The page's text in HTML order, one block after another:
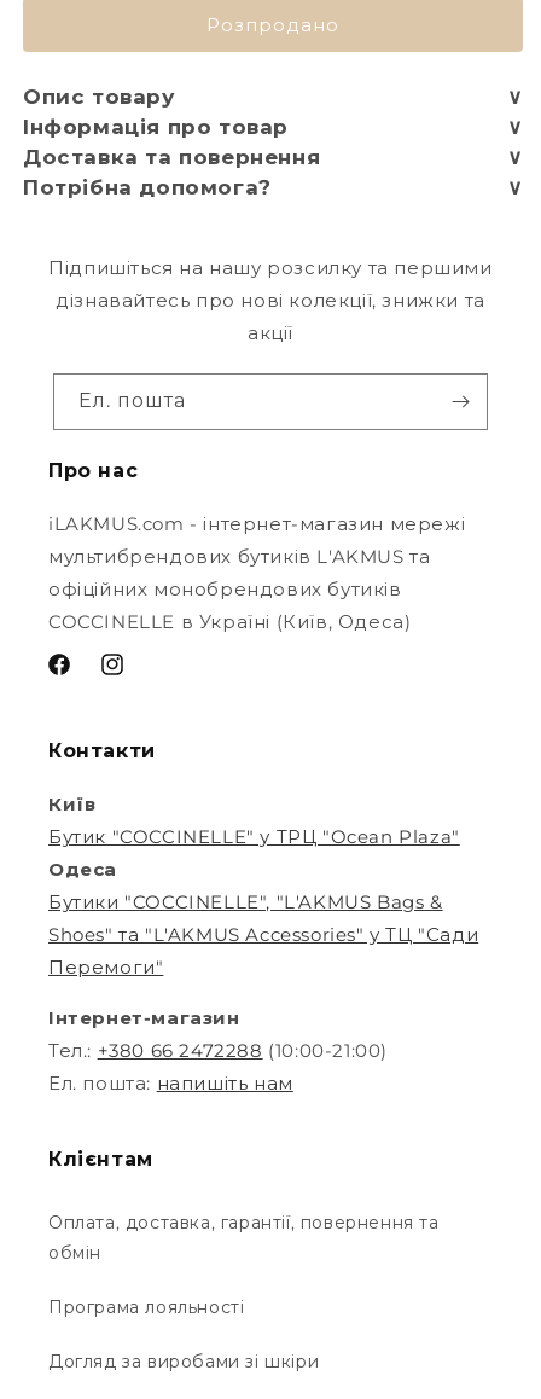
Розпродано
Опис товару
∨
Інформація про товар
∨
Доставка та повернення
∨
Потрібна допомога?
∨
Підпишіться на нашу розсилку та першими
дізнавайтесь про нові колекції, знижки та
акції
Ел. пошта
Про нас
iLAKMUS.com - інтернет-магазин мережі
мультибрендових бутиків L'AKMUS та
офіційних монобрендових бутиків
COCCINELLE в Україні (Київ, Одеса)
Контакти
Київ
Бутик "COCCINELLE" у ТРЦ "Ocean Plaza"
Одеса
Бутики "COCCINELLE", "L'AKMUS Bags &
Shoes" та "L'AKMUS Accessories" у ТЦ "Сади
Перемоги"
Інтернет-магазин
Тел.: +380 66 2472288 (10:00-21:00)
Ел. пошта: напишіть нам
Клієнтам
Оплата, доставка, гарантії, повернення та
обмін
Програма лояльності
Догляд за виробами зі шкіри